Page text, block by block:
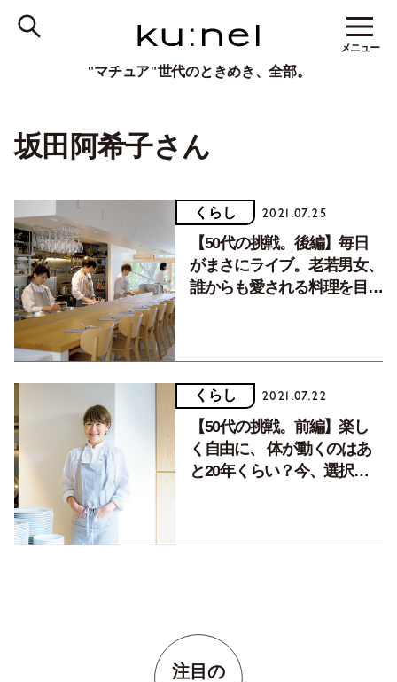
"マチュア"世代のときめき、全部。
メニュー
坂田阿希子さん
くらし 2021.07.25
【50代の挑戦。後編】毎日
がまさにライブ。老若男女、
誰からも愛される料理を目指
くらし 2021.07.22
【50代の挑戦。前編】楽し
く自由に、 体が動くのはあ
と20年くらい？今、選択し
注目の